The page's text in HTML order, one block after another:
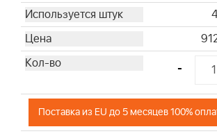
-
Поставка из EU до 5 месяцев 100%